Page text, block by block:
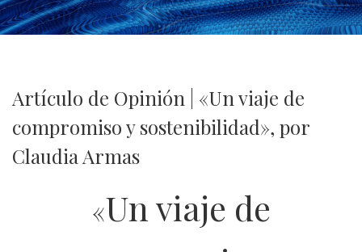
Artículo de Opinión | «Un viaje de
compromiso y sostenibilidad», por
Claudia Armas
«Un viaje de